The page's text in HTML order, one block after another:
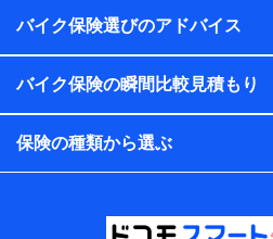
【利用目的】
提供する保険関連サービスにおけ
取引のあるもしくは委託を受けて
会社のサービスを案内、提供する
バイク保険選びのアドバイス
バイク保険の瞬間比較見積もり
保険の種類から選ぶ